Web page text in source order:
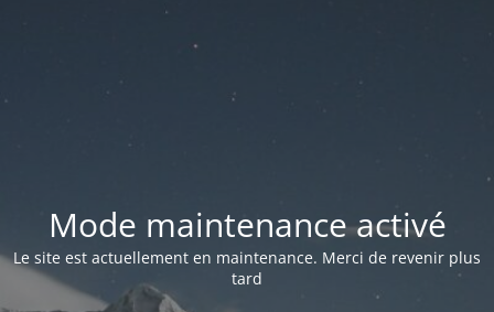
Mode maintenance activé
Le site est actuellement en maintenance. Merci de revenir plus
tard